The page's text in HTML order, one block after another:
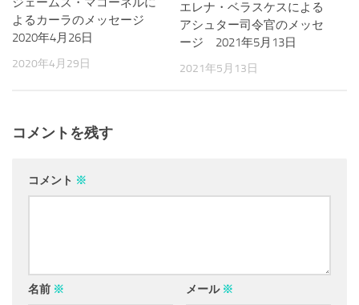
よるカーラのメッセージ
2020年4月26日
2020年4月29日
エレナ・ベラスケスによる
アシュター司令官のメッセ
ージ 2021年5月13日
2021年5月13日
コメントを残す
コメント ※
名前 ※ メール ※